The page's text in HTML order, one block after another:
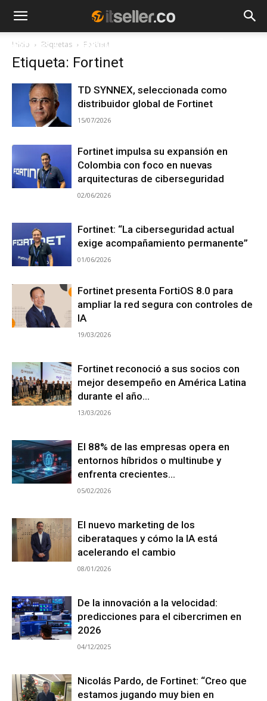
NOTICIAS TENDENCIAS
Inicio Etiquetas Fortinet
Etiqueta: Fortinet
TD SYNNEX, seleccionada como
distribuidor global de Fortinet
15/07/2026
Fortinet impulsa su expansión en
Colombia con foco en nuevas
arquitecturas de ciberseguridad
02/06/2026
Fortinet: “La ciberseguridad actual
exige acompañamiento permanente”
01/06/2026
Fortinet presenta FortiOS 8.0 para
ampliar la red segura con controles de
IA
19/03/2026
Fortinet reconoció a sus socios con
mejor desempeño en América Latina
durante el año...
13/03/2026
El 88% de las empresas opera en
entornos híbridos o multinube y
enfrenta crecientes...
05/02/2026
El nuevo marketing de los
ciberataques y cómo la IA está
acelerando el cambio
08/01/2026
De la innovación a la velocidad:
predicciones para el cibercrimen en
2026
04/12/2025
Nicolás Pardo, de Fortinet: “Creo que
estamos jugando muy bien en